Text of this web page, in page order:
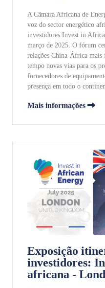
A Câmara Africana de
voz do sector energético
investidores Invest in
março de 2025. O fórum
relações China-África mais
tempo novas vias para os
fornecedores de
presença em todo o
Mais informações
Exposição
investidores:
africana -